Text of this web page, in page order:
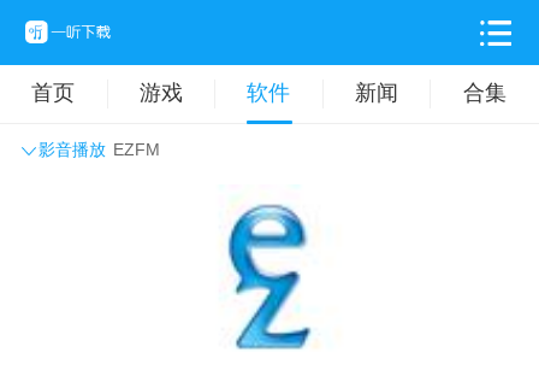
首页 游戏 软件 新闻 合集
影音播放 EZFM
拍摄美化 时尚购物